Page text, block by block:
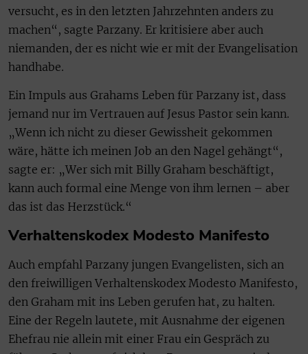
versucht, es in den letzten Jahrzehnten anders zu
machen“, sagte Parzany. Er kritisiere aber auch
niemanden, der es nicht wie er mit der Evangelisation
handhabe.
Ein Impuls aus Grahams Leben für Parzany ist, dass
jemand nur im Vertrauen auf Jesus Pastor sein kann.
„Wenn ich nicht zu dieser Gewissheit gekommen
wäre, hätte ich meinen Job an den Nagel gehängt“,
sagte er: „Wer sich mit Billy Graham beschäftigt,
kann auch formal eine Menge von ihm lernen – aber
das ist das Herzstück.“
Verhaltenskodex Modesto Manifesto
Auch empfahl Parzany jungen Evangelisten, sich an
den freiwilligen Verhaltenskodex Modesto Manifesto,
den Graham mit ins Leben gerufen hat, zu halten.
Eine der Regeln lautete, mit Ausnahme der eigenen
Ehefrau nie allein mit einer Frau ein Gespräch zu